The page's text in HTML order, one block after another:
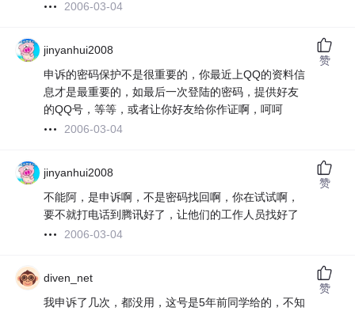
2006-03-04
jinyanhui2008
申诉的密码保护不是很重要的，你最近上QQ的资料信
息才是最重要的，如最后一次登陆的密码，提供好友
的QQ号，等等，或者让你好友给你作证啊，呵呵
2006-03-04
赞
jinyanhui2008
不能阿，是申诉啊，不是密码找回啊，你在试试啊，
要不就打电话到腾讯好了，让他们的工作人员找好了
2006-03-04
赞
diven_net
我申诉了几次，都没用，这号是5年前同学给的，不知
赞